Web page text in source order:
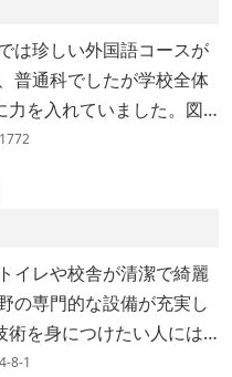
は珍しい外国語コースが
普通科でしたが学校全体
力を入れていました。図…
イレや校舎が清潔で綺麗
の専門的な設備が充実し
術を身につけたい人には…
8-1